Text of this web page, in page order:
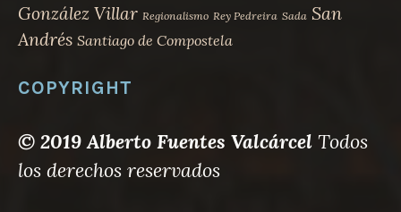
González Villar Regionalismo Rey Pedreira Sada San
Andrés Santiago de Compostela
COPYRIGHT
© 2019 Alberto Fuentes Valcárcel Todos
los derechos reservados